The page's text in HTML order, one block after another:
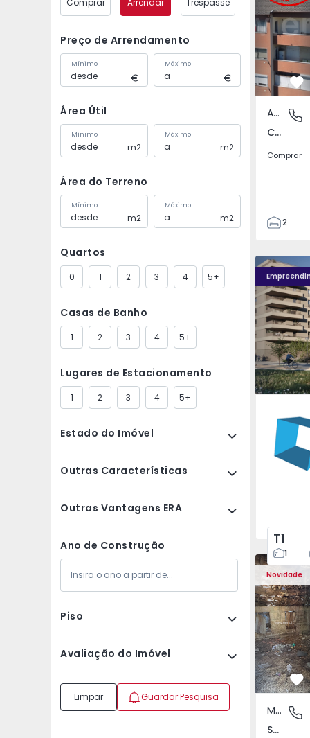
Comprar Arrendar Trespasse
Preço de Arrendamento
Mínimo Máximo
Área Útil
Mínimo
m2
Máximo
m2
Área do Terreno
Mínimo
m2
Máximo
m2
Quartos
0 1 2 3 4 5+
Casas de Banho
1 2 3 4 5+
Lugares de Estacionamento
1 2 3 4 5+
Estado do Imóvel
Outras Características
Outras Vantagens ERA
Ano de Construção
Piso
Avaliação do Imóvel
Limpar Guardar Pesquisa
Covilhã
Apartamento
Covilhã e Canhoso, Castelo Branco
Comprar
2
85
85
0
4
Fachada PLENO JARDIM - 4Fachada
Águas
T1
1
Novidade
Moradia
São
Moradia Rústica
São Tomé do Castelo e Justes, Vila Real